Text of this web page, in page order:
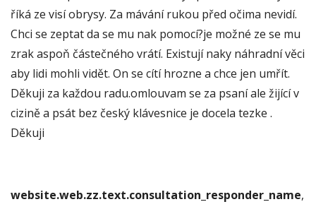
říká ze visí obrysy. Za mávání rukou před očima nevidí.
Chci se zeptat da se mu nak pomocí?je možné ze se mu
zrak aspoň částečného vrátí. Existují naky náhradní věci
aby lidi mohli vidět. On se cítí hrozne a chce jen umřít.
Děkuji za každou radu.omlouvam se za psaní ale žijící v
cizině a psát bez český klávesnice je docela tezke .
Děkuji
website.web.zz.text.consultation_responder_name,